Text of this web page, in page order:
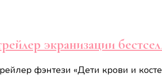
экранизации
фэнтези «Дети крови и